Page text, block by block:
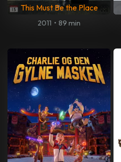
This Must Be the Place
2011 • 89 min